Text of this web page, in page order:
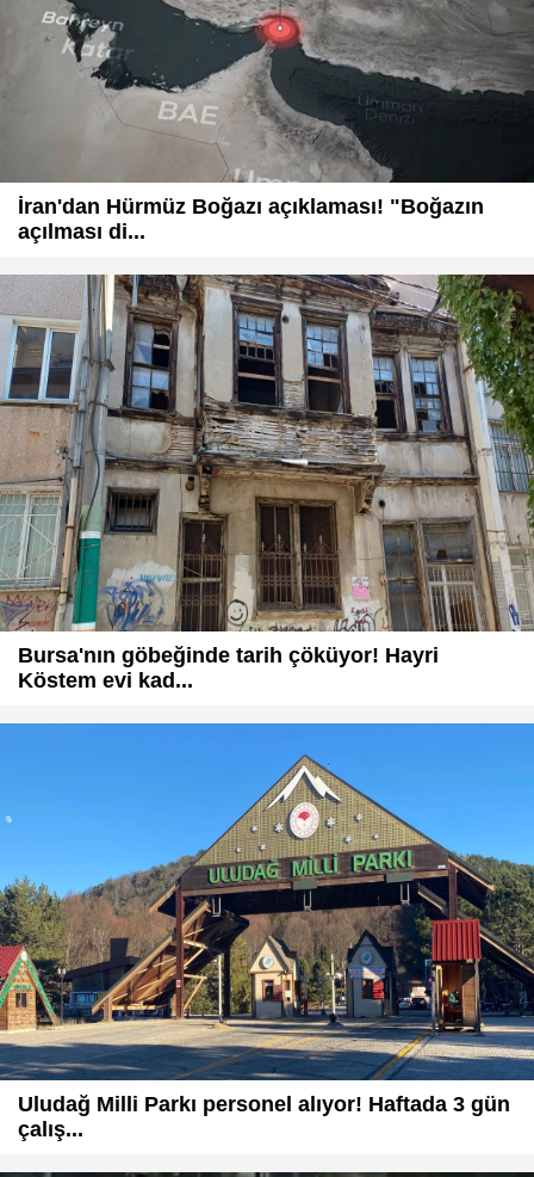
İran'dan Hürmüz Boğazı açıklaması! "Boğazın
açılması di...
Bursa'nın göbeğinde tarih çöküyor! Hayri
Köstem evi kad...
Uludağ Milli Parkı personel alıyor! Haftada 3 gün
çalış...